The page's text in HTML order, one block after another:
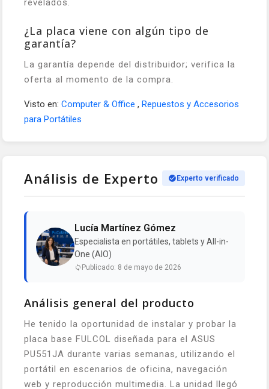
revelados.
¿La placa viene con algún tipo de
garantía?
La garantía depende del distribuidor; verifica la
oferta al momento de la compra.
Visto en: Computer & Office , Repuestos y Accesorios
para Portátiles
Análisis de Experto Experto verificado
Lucía Martínez Gómez
Especialista en portátiles, tablets y All-in-
One (AIO)
Publicado: 8 de mayo de 2026
Análisis general del producto
He tenido la oportunidad de instalar y probar la
placa base FULCOL diseñada para el ASUS
PU551JA durante varias semanas, utilizando el
portátil en escenarios de oficina, navegación
web y reproducción multimedia. La unidad llegó